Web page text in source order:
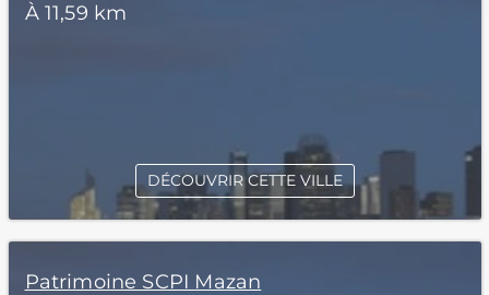
À 11,59 km
DÉCOUVRIR CETTE VILLE
Patrimoine SCPI Mazan